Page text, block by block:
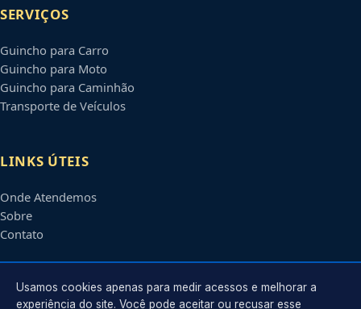
SERVIÇOS
Guincho para Carro
Guincho para Moto
Guincho para Caminhão
Transporte de Veículos
LINKS ÚTEIS
Onde Atendemos
Sobre
Contato
CONTATO
Usamos cookies apenas para medir acessos e melhorar a
experiência do site. Você pode aceitar ou recusar esse